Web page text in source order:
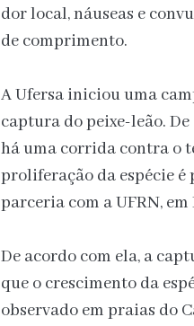
dor local, náuseas e
de comprimento.
A Ufersa iniciou uma
captura do peixe-leão.
há uma corrida contra o
proliferação da espécie é
parceria com a UFRN,
De acordo com ela, a
que o crescimento da
observado em praias do